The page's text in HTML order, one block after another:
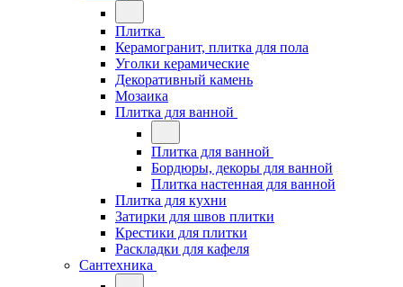
Плитка
Керамогранит, плитка для пола
Уголки керамические
Декоративный камень
Мозаика
Плитка для ванной
Плитка для ванной
Бордюры, декоры для ванной
Плитка настенная для ванной
Плитка для кухни
Затирки для швов плитки
Крестики для плитки
Раскладки для кафеля
Сантехника